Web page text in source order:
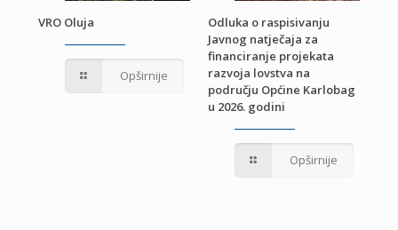
VRO Oluja
Opširnije
Odluka o raspisivanju
Javnog natječaja za
financiranje projekata
razvoja lovstva na
području Općine Karlobag
u 2026. godini
Opširnije